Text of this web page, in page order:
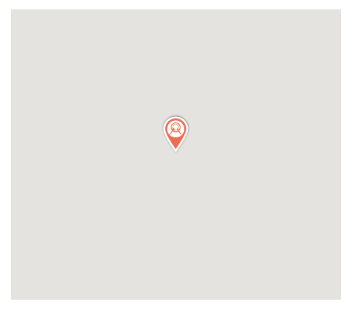
フードパントリーマップ
資料・動画